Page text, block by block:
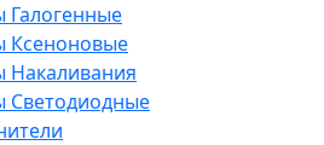
Галогенные
Ксеноновые
Накаливания
Светодиодные